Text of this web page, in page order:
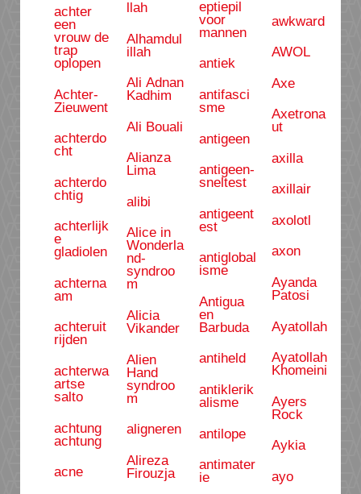
achter
een
vrouw de
trap
oplopen
Achter-
Zieuwent
achterdo
cht
achterdo
chtig
achterlijk
e
gladiolen
achterna
am
achteruit
rijden
achterwa
artse
salto
achtung
achtung
acne
llah
Alhamdul
illah
Ali Adnan
Kadhim
Ali Bouali
Alianza
Lima
alibi
Alice in
Wonderla
nd-
syndroo
m
Alicia
Vikander
Alien
Hand
syndroo
m
aligneren
Alireza
Firouzja
eptiepil
voor
mannen
antiek
antifasci
sme
antigeen
antigeen-
sneltest
antigeent
est
antiglobal
isme
Antigua
en
Barbuda
antiheld
antiklerik
alisme
antilope
antimater
ie
awkward
AWOL
Axe
Axetrona
ut
axilla
axillair
axolotl
axon
Ayanda
Patosi
Ayatollah
Ayatollah
Khomeini
Ayers
Rock
Aykia
ayo